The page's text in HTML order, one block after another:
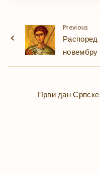
Previous
Распоред
новембру
Први дан